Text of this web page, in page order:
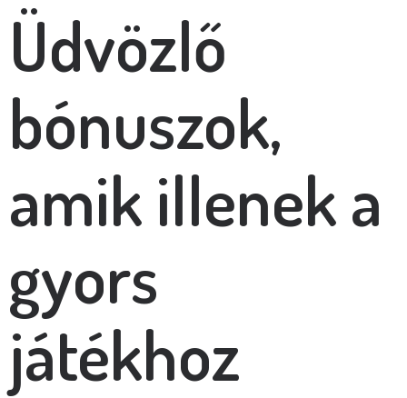
Üdvözlő
bónuszok,
amik illenek a
gyors
játékhoz